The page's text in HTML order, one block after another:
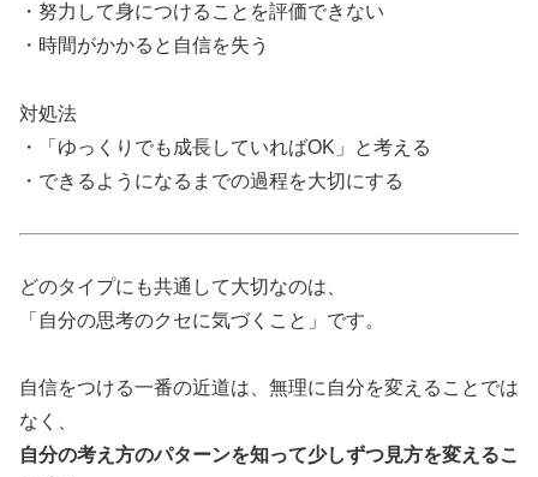
・努力して身につけることを評価できない
・時間がかかると自信を失う
対処法
・「ゆっくりでも成長していればOK」と考える
・できるようになるまでの過程を大切にする
どのタイプにも共通して大切なのは、
「自分の思考のクセに気づくこと」です。
自信をつける一番の近道は、無理に自分を変えることでは
なく、
自分の考え方のパターンを知って少しずつ見方を変えるこ